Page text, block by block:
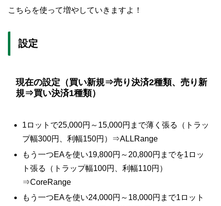
こちらを使って増やしていきますよ！
設定
現在の設定（買い新規⇒売り決済2種類、売り新
規⇒買い決済1種類）
1ロットで25,000円～15,000円まで薄く張る（トラッ
プ幅300円、利幅150円）⇒ALLRange
もう一つEAを使い19,800円～20,800円までを1ロッ
ト張る（トラップ幅100円、利幅110円）
⇒CoreRange
もう一つEAを使い24,000円～18,000円まで1ロット